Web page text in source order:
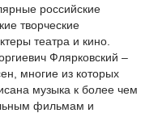
российские
творческие
театра и кино.
Флярковский –
многие из которых
музыка к более чем
фильмам и